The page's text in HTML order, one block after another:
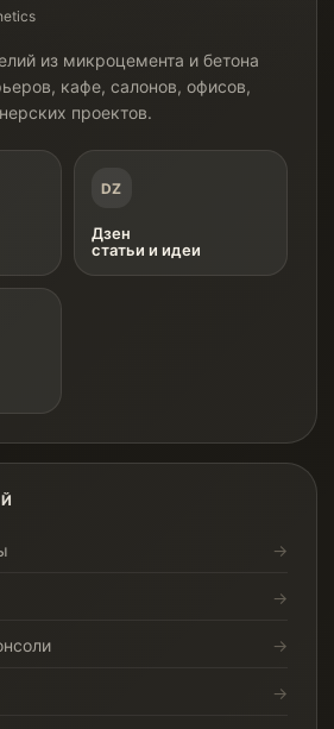
из микроцемента и бетона
кафе, салонов, офисов,
проектов.
DZ
Дзен
статьи и идеи